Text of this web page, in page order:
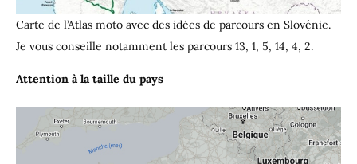
Carte de l’Atlas moto avec des idées de parcours en Slovénie.
Je vous conseille notamment les parcours 13, 1, 5, 14, 4, 2.
Attention à la taille du pays